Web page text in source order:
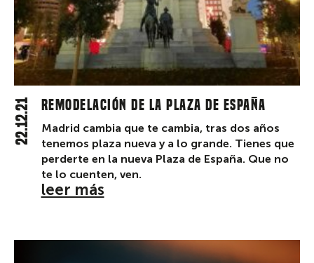
Remodelación de la Plaza de España
22.12.21
Madrid cambia que te cambia, tras dos años
tenemos plaza nueva y a lo grande. Tienes que
perderte en la nueva Plaza de España. Que no
te lo cuenten, ven.
leer más